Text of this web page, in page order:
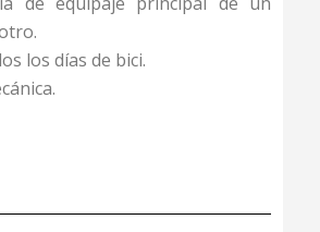
los días de bici.